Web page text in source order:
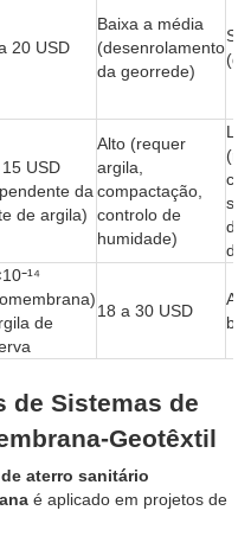
20 USD
Baixa a média
(desenrolamento
da georrede)
USD
da
de argila)
Alto (requer
argila,
compactação,
controlo de
humidade)
de
de
de
18 a 30 USD
de Sistemas de
Geotêxtil
aterro sanitário
é aplicado em projetos de